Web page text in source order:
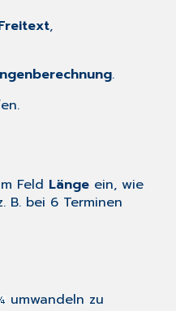
Bereich
Weitere
,
.
Feld Länge ein, wie
B. bei 6 Terminen
umwandeln zu